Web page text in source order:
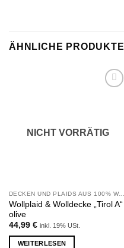
ÄHNLICHE PRODUKTE
NICHT VORRÄTIG
DECKEN UND PLAIDS AUS 100% WOLLE
Wollplaid & Wolldecke „Tirol A“
olive
44,99 € inkl. 19% USt.
WEITERLESEN